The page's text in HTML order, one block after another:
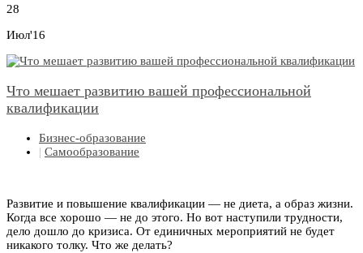
28
Июл'16
Что мешает развитию вашей профессиональной
квалификации
Бизнес-образование
| Самообразование
Развитие и повышение квалификации — не диета, а образ жизни.
Когда все хорошо — не до этого. Но вот наступили трудности,
дело дошло до кризиса. От единичных мероприятий не будет
никакого толку. Что же делать?